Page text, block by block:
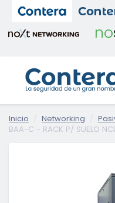
Inicio Networking
BAA-C - RACK P/ SUELO